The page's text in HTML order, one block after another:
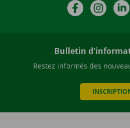
Facebook
Bulletin
Restez informés des